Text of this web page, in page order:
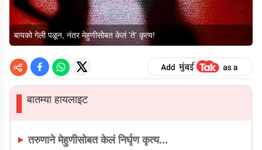
बायको गेली पळून, नंतर मेहुणीसोबत केलं 'ते' कृत्य!
▌बातम्या हायलाइट
तरुणाने मेहुणीसोबत केलं निर्घृण कृत्य...